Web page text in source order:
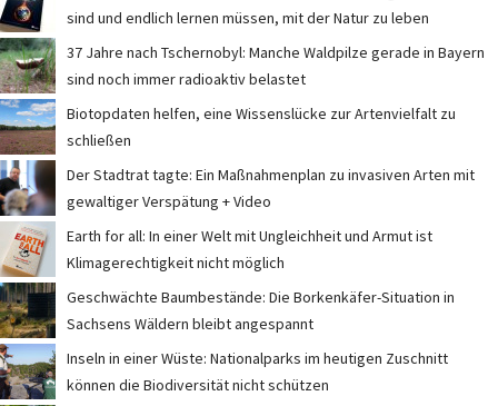
sind und endlich lernen müssen, mit der Natur zu leben
37 Jahre nach Tschernobyl: Manche Waldpilze gerade in Bayern
sind noch immer radioaktiv belastet
Biotopdaten helfen, eine Wissenslücke zur Artenvielfalt zu
schließen
Der Stadtrat tagte: Ein Maßnahmenplan zu invasiven Arten mit
gewaltiger Verspätung + Video
Earth for all: In einer Welt mit Ungleichheit und Armut ist
Klimagerechtigkeit nicht möglich
Geschwächte Baumbestände: Die Borkenkäfer-Situation in
Sachsens Wäldern bleibt angespannt
Inseln in einer Wüste: Nationalparks im heutigen Zuschnitt
können die Biodiversität nicht schützen